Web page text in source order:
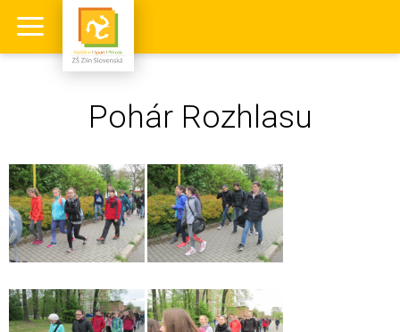
Pohár Rozhlasu